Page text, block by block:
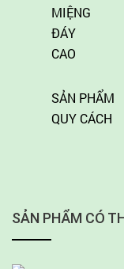
MIỆNG
ĐÁY
CAO
SẢN PHẨM
QUY CÁCH
SẢN PHẨM CÓ